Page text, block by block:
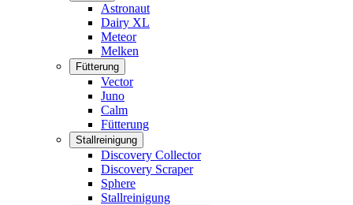
Astronaut
Dairy XL
Meteor
Melken
Fütterung
Vector
Juno
Calm
Fütterung
Stallreinigung
Discovery Collector
Discovery Scraper
Sphere
Stallreinigung